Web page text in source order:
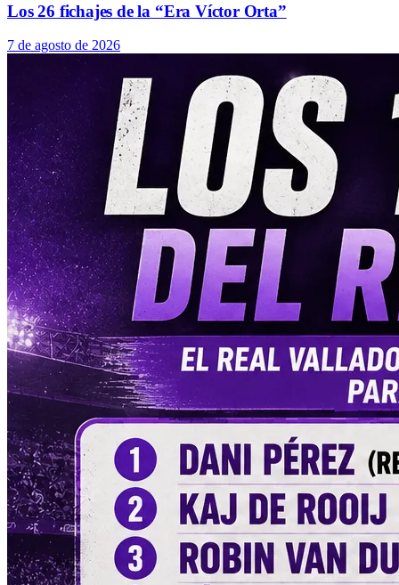
Los 26 fichajes de la “Era Víctor Orta”
7 de agosto de 2026